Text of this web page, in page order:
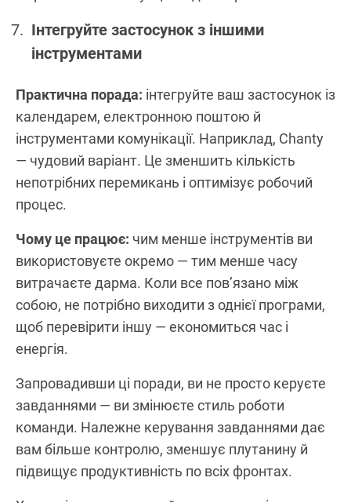
Інтегруйте застосунок з іншими
інструментами
Практична порада: інтегруйте ваш застосунок із
календарем, електронною поштою й
інструментами комунікації. Наприклад, Chanty
— чудовий варіант. Це зменшить кількість
непотрібних перемикань і оптимізує робочий
процес.
Чому це працює: чим менше інструментів ви
використовуєте окремо — тим менше часу
витрачаєте дарма. Коли все пов’язано між
собою, не потрібно виходити з однієї програми,
щоб перевірити іншу — економиться час і
енергія.
Запровадивши ці поради, ви не просто керуєте
завданнями — ви змінюєте стиль роботи
команди. Належне керування завданнями дає
вам більше контролю, зменшує плутанину й
підвищує продуктивність по всіх фронтах.